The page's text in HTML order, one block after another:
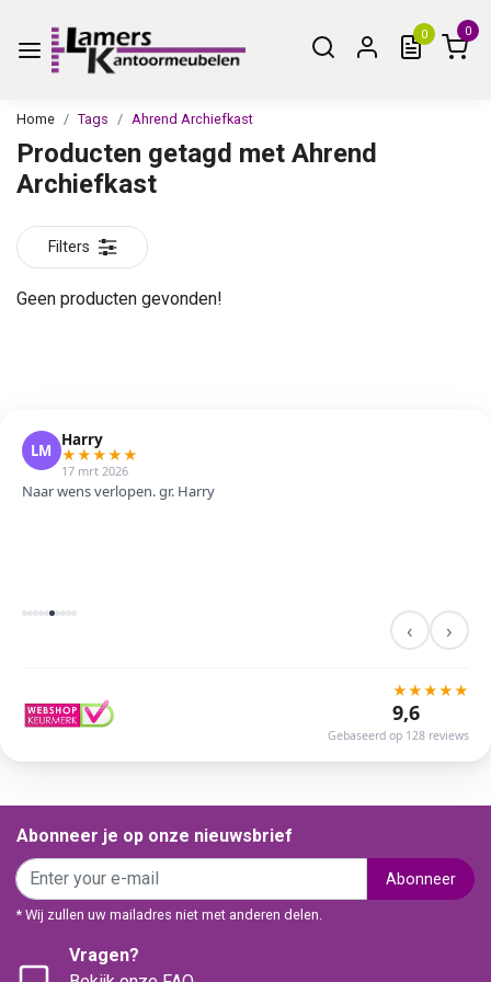
0 0
Home Tags Ahrend Archiefkast
Producten getagd met Ahrend
Archiefkast
Filters
Geen producten gevonden!
LM
Harry
★★★★★
17 mrt 2026
Naar wens verlopen. gr. Harry
‹ ›
★★★★★
9,6
Gebaseerd op 128 reviews
Abonneer je op onze nieuwsbrief
Abonneer
* Wij zullen uw mailadres niet met anderen delen.
Vragen?